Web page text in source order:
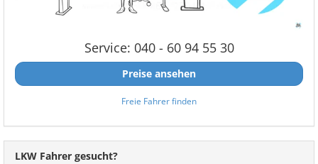
Service: 040 - 60 94 55 30
Preise ansehen
Freie Fahrer finden
LKW Fahrer gesucht?